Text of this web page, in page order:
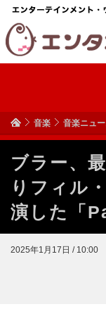
音楽 音楽ニュ
ブラー、
りフィル
演した「
2025年1月17日 / 10:00